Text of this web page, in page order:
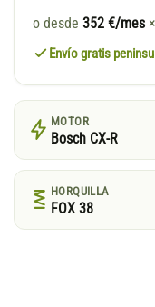
o desde 352 €/mes
Envío gratis
MOTOR
Bosch CX-R
HORQUILLA
FOX 38